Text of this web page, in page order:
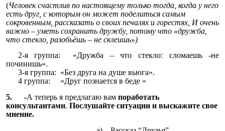
(Человек счастлив по настоящему только тогда, когда у него
есть друг, с которым он может поделиться самым
сокровенным, рассказать о своих печалях и горестях, И очень
важно – уметь сохранить дружбу, потому что «дружба,
что стекло, разобьёшь – не склеишь»)
2-я группа: «Дружба – что стекло: сломаешь -не
починишь».
3-я группа: «Без друга на душе вьюга».
4 группа: «Друг познается в беде »
5. -А теперь я предлагаю вам поработать
консультантами. Послушайте ситуации и выскажите свое
мнение.